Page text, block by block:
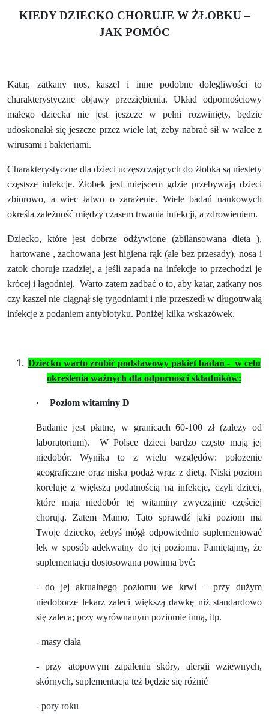
KIEDY DZIECKO CHORUJE W ŻŁOBKU –
JAK POMÓC
Katar, zatkany nos, kaszel i inne podobne dolegliwości to
charakterystyczne objawy przeziębienia. Układ odpornościowy
małego dziecka nie jest jeszcze w pełni rozwinięty, będzie
udoskonalał się jeszcze przez wiele lat, żeby nabrać sił w walce z
wirusami i bakteriami.
Charakterystyczne dla dzieci uczęszczających do żłobka są niestety
częstsze infekcje. Żłobek jest miejscem gdzie przebywają dzieci
zbiorowo, a wiec łatwo o zarażenie. Wiele badań naukowych
określa zależność między czasem trwania infekcji, a zdrowieniem.
Dziecko, które jest dobrze odżywione (zbilansowana dieta ),
hartowane , zachowana jest higiena rąk (ale bez przesady), nosa i
zatok choruje rzadziej, a jeśli zapada na infekcje to przechodzi je
krócej i łagodniej. Warto zatem zadbać o to, aby katar, zatkany nos
czy kaszel nie ciągnął się tygodniami i nie przeszedł w długotrwałą
infekcje z podaniem antybiotyku. Poniżej kilka wskazówek.
Dziecku warto zrobić podstawowy pakiet badań - w celu
określenia ważnych dla odporności składników:
· Poziom witaminy D
Badanie jest płatne, w granicach 60-100 zł (zależy od
laboratorium).
W Polsce dzieci bardzo często mają jej
niedobór. Wynika to z wielu względów: położenie
geograficzne oraz niska podaż wraz z dietą. Niski poziom
koreluje z większą podatnością na infekcje, czyli dzieci,
które maja niedobór tej witaminy zwyczajnie częściej
chorują. Zatem Mamo, Tato sprawdź jaki poziom ma
Twoje dziecko, żebyś mógł odpowiednio suplementować
lek w sposób adekwatny do jej poziomu. Pamiętajmy, że
suplementacja dostosowana powinna być:
- do jej aktualnego poziomu we krwi – przy dużym
niedoborze lekarz zaleci większą dawkę niż standardowo
się zaleca; przy wyrównanym poziomie inną, itp.
- masy ciała
- przy atopowym zapaleniu skóry, alergii wziewnych,
skórnych, suplementacja też będzie się różnić
- pory roku